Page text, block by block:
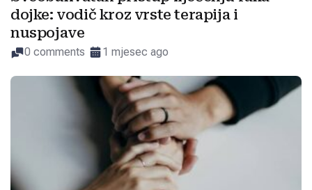
dojke: vodič kroz vrste terapija i
nuspojave
0 comments 1 mjesec ago